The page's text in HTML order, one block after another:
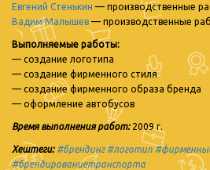
Евгений Стенькин — производственные
Вадим Малышев — производственные
Выполняемые работы:
— создание логотипа
— создание фирменного стиля
— создание фирменного образа бренда
— оформление автобусов
Время выполнения работ:2009 г.
Хештеги:#брендинг#логотип#
#брендированиетранспорта